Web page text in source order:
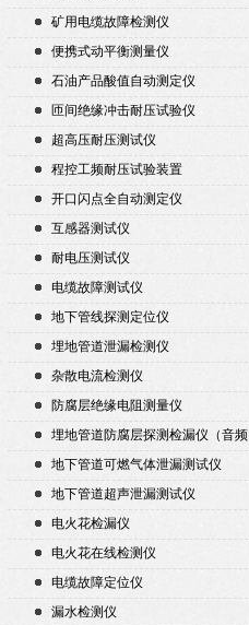
矿用电缆故障检测仪
便携式动平衡测量仪
石油产品酸值自动测定仪
匝间绝缘冲击耐压试验仪
超高压耐压测试仪
程控工频耐压试验装置
开口闪点全自动测定仪
互感器测试仪
耐电压测试仪
电缆故障测试仪
地下管线探测定位仪
埋地管道泄漏检测仪
杂散电流检测仪
防腐层绝缘电阻测量仪
埋地管道防腐层探测检漏仪（音频
检漏仪）
地下管道可燃气体泄漏测试仪
地下管道超声泄漏测试仪
电火花检漏仪
电火花在线检测仪
电缆故障定位仪
漏水检测仪